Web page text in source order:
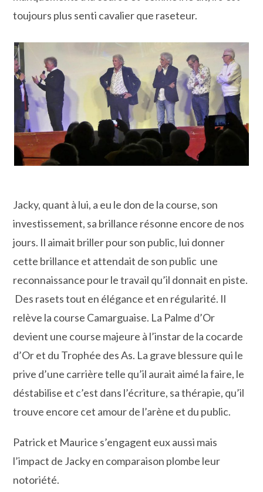
toujours plus senti cavalier que raseteur.
Jacky, quant à lui, a eu le don de la course, son
investissement, sa brillance résonne encore de nos
jours. Il aimait briller pour son public, lui donner
cette brillance et attendait de son public une
reconnaissance pour le travail qu’il donnait en piste.
Des rasets tout en élégance et en régularité. Il
relève la course Camarguaise. La Palme d’Or
devient une course majeure à l’instar de la cocarde
d’Or et du Trophée des As. La grave blessure qui le
prive d’une carrière telle qu’il aurait aimé la faire, le
déstabilise et c’est dans l’écriture, sa thérapie, qu’il
trouve encore cet amour de l’arène et du public.
Patrick et Maurice s’engagent eux aussi mais
l’impact de Jacky en comparaison plombe leur
notoriété.